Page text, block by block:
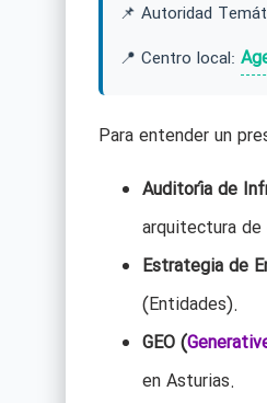
📌 Autoridad
📍 Centro local:
Para entender un
Auditoría de
arquitectura
Estrategia de
(Entidades).
GEO (
en Asturias.